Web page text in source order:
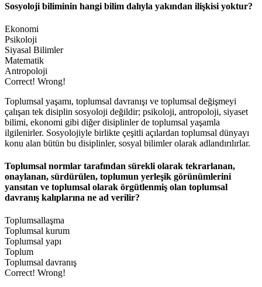
Sosyoloji biliminin hangi bilim dalıyla yakından ilişkisi yoktur?
Ekonomi
Psikoloji
Siyasal Bilimler
Matematik
Antropoloji
Correct! Wrong!
Toplumsal yaşamı, toplumsal davranışı ve toplumsal değişmeyi
çalışan tek disiplin sosyoloji değildir; psikoloji, antropoloji, siyaset
bilimi, ekonomi gibi diğer disiplinler de toplumsal yaşamla
ilgilenirler. Sosyolojiyle birlikte çeşitli açılardan toplumsal dünyayı
konu alan bütün bu disiplinler, sosyal bilimler olarak adlandırılırlar.
Toplumsal normlar tarafından sürekli olarak tekrarlanan,
onaylanan, sürdürülen, toplumun yerleşik görünümlerini
yansıtan ve toplumsal olarak örgütlenmiş olan toplumsal
davranış kalıplarına ne ad verilir?
Toplumsallaşma
Toplumsal kurum
Toplumsal yapı
Toplum
Toplumsal davranış
Correct! Wrong!